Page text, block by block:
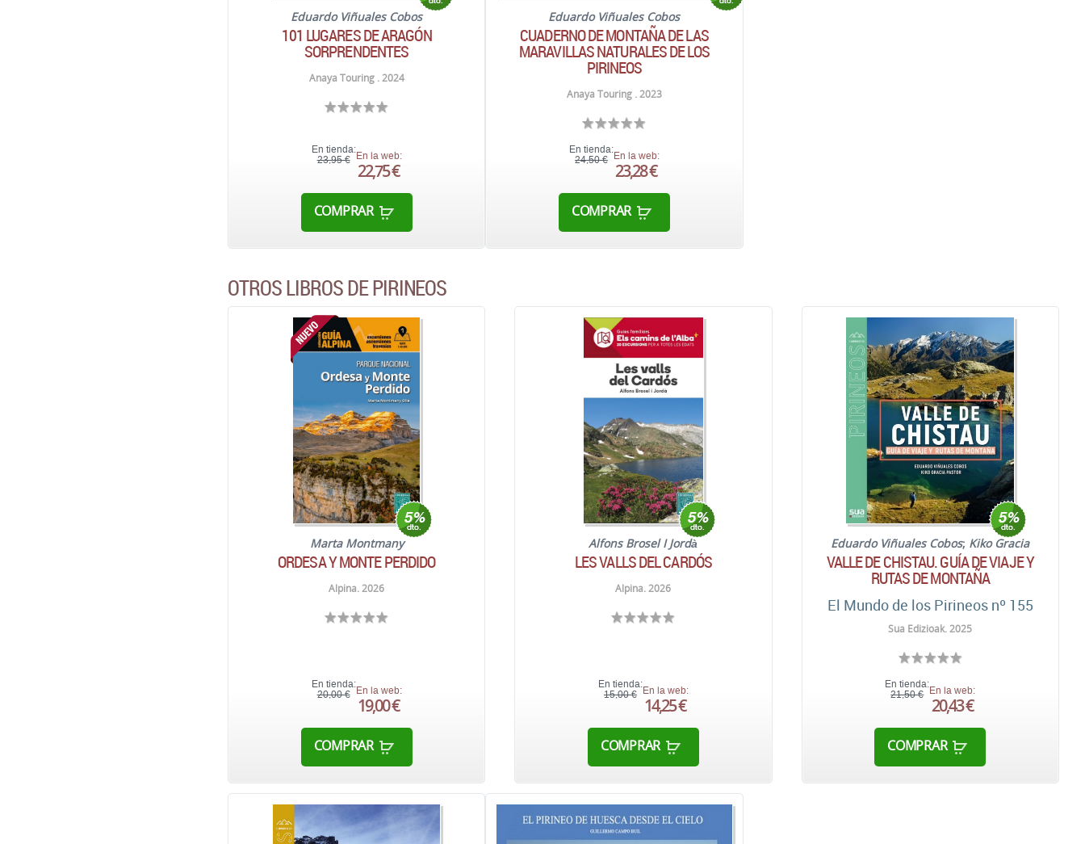
Eduardo Viñuales Cobos
101 LUGARES DE ARAGÓN
SORPRENDENTES
Anaya Touring . 2024
En tienda:
23,95 € En la web:
22,75 €
COMPRAR
Eduardo Viñuales Cobos
CUADERNO DE MONTAÑA DE LAS
MARAVILLAS NATURALES DE LOS
PIRINEOS
Anaya Touring . 2023
En tienda:
24,50 € En la web:
23,28 €
COMPRAR
OTROS LIBROS DE PIRINEOS
Marta Montmany
ORDESA Y MONTE PERDIDO
Alpina. 2026
En tienda:
20,00 € En la web:
19,00 €
COMPRAR
Alfons Brosel I Jordà
LES VALLS DEL CARDÓS
Alpina. 2026
En tienda:
15,00 € En la web:
14,25 €
COMPRAR
Eduardo Viñuales Cobos; Kiko Gracia
VALLE DE CHISTAU. GUÍA DE VIAJE Y
RUTAS DE MONTAÑA
El Mundo de los Pirineos nº 155
Sua Edizioak. 2025
En tienda:
21,50 €
En la web:
20,43 €
COMPRAR